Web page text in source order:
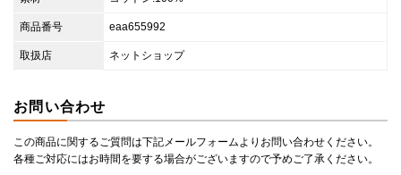
商品番号 eaa655992
取扱店 ネットショップ
お問い合わせ
この商品に関するご質問は下記メールフォームよりお問い合わせください。
各種ご対応にはお時間を要する場合がございますので予めご了承ください。